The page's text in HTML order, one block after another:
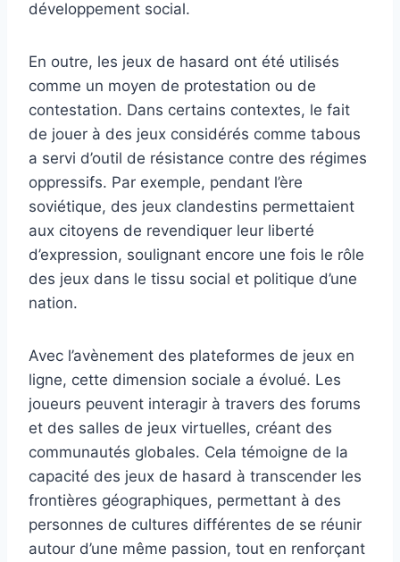
développement social.
En outre, les jeux de hasard ont été utilisés
comme un moyen de protestation ou de
contestation. Dans certains contextes, le fait
de jouer à des jeux considérés comme tabous
a servi d’outil de résistance contre des régimes
oppressifs. Par exemple, pendant l’ère
soviétique, des jeux clandestins permettaient
aux citoyens de revendiquer leur liberté
d’expression, soulignant encore une fois le rôle
des jeux dans le tissu social et politique d’une
nation.
Avec l’avènement des plateformes de jeux en
ligne, cette dimension sociale a évolué. Les
joueurs peuvent interagir à travers des forums
et des salles de jeux virtuelles, créant des
communautés globales. Cela témoigne de la
capacité des jeux de hasard à transcender les
frontières géographiques, permettant à des
personnes de cultures différentes de se réunir
autour d’une même passion, tout en renforçant